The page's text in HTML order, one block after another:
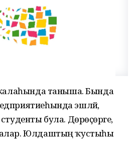
таныша. Бында
эшләй, ә
була. Дөрөҫөрәге,
Юлдаштың ҡустыһы